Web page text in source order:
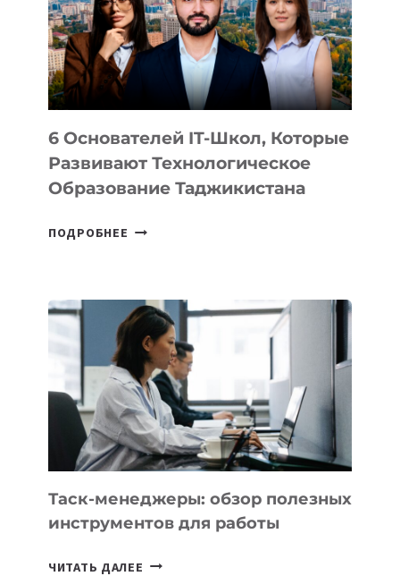
УСТРОЙСТВА
ОТ
OPENAI
6 Основателей IT-Школ, Которые
Развивают Технологическое
Образование Таджикистана
ПОДРОБНЕЕ
КОТОРЫЕ
РАЗВИВАЮТ
ТЕХНОЛОГИЧЕСКОЕ
ОБРАЗОВАНИЕ
ТАДЖИКИСТАНА
Таск-менеджеры: обзор полезных
инструментов для работы
ЧИТАТЬ ДАЛЕЕ ТАСК-